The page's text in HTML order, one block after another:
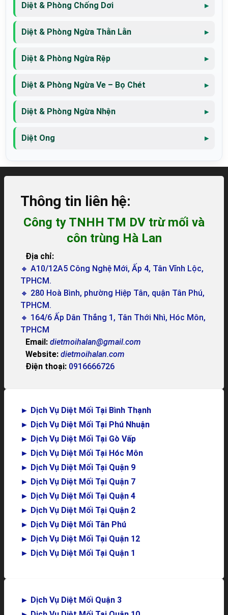
Diệt & Phòng Chống Dơi
Diệt & Phòng Ngừa Thằn Lằn
Diệt & Phòng Ngừa Rệp
Diệt & Phòng Ngừa Ve – Bọ Chét
Diệt & Phòng Ngừa Nhện
Diệt Ong
Thông tin liên hệ:
Công ty TNHH TM DV trừ mối và
côn trùng Hà Lan
Địa chỉ:
🔸 A10/12A5 Công Nghệ Mới, Ấp 4, Tân Vĩnh Lộc,
TPHCM.
🔸 280 Hoà Bình, phường Hiệp Tân, quận Tân Phú,
TPHCM.
🔸 164/6 Ấp Dân Thắng 1, Tân Thới Nhì, Hóc Môn,
TPHCM
Email: dietmoihalan@gmail.com
Website: dietmoihalan.com
Điện thoại: 0916666726
► Dịch Vụ Diệt Mối Tại Bình Thạnh
► Dịch Vụ Diệt Mối Tại Phú Nhuận
► Dịch Vụ Diệt Mối Tại Gò Vấp
► Dịch Vụ Diệt Mối Tại Hóc Môn
► Dịch Vụ Diệt Mối Tại Quận 9
► Dịch Vụ Diệt Mối Tại Quận 7
► Dịch Vụ Diệt Mối Tại Quận 4
► Dịch Vụ Diệt Mối Tại Quận 2
► Dịch Vụ Diệt Mối Tân Phú
► Dịch Vụ Diệt Mối Tại Quận 12
► Dịch Vụ Diệt Mối Tại Quận 1
► Dịch Vụ Diệt Mối Quận 3